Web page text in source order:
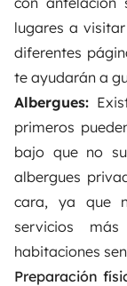
lugares a
diferentes
te ayudarán a
Albergues:
primeros
bajo que no
albergues
cara, ya que
servicios
habitaciones
Preparación